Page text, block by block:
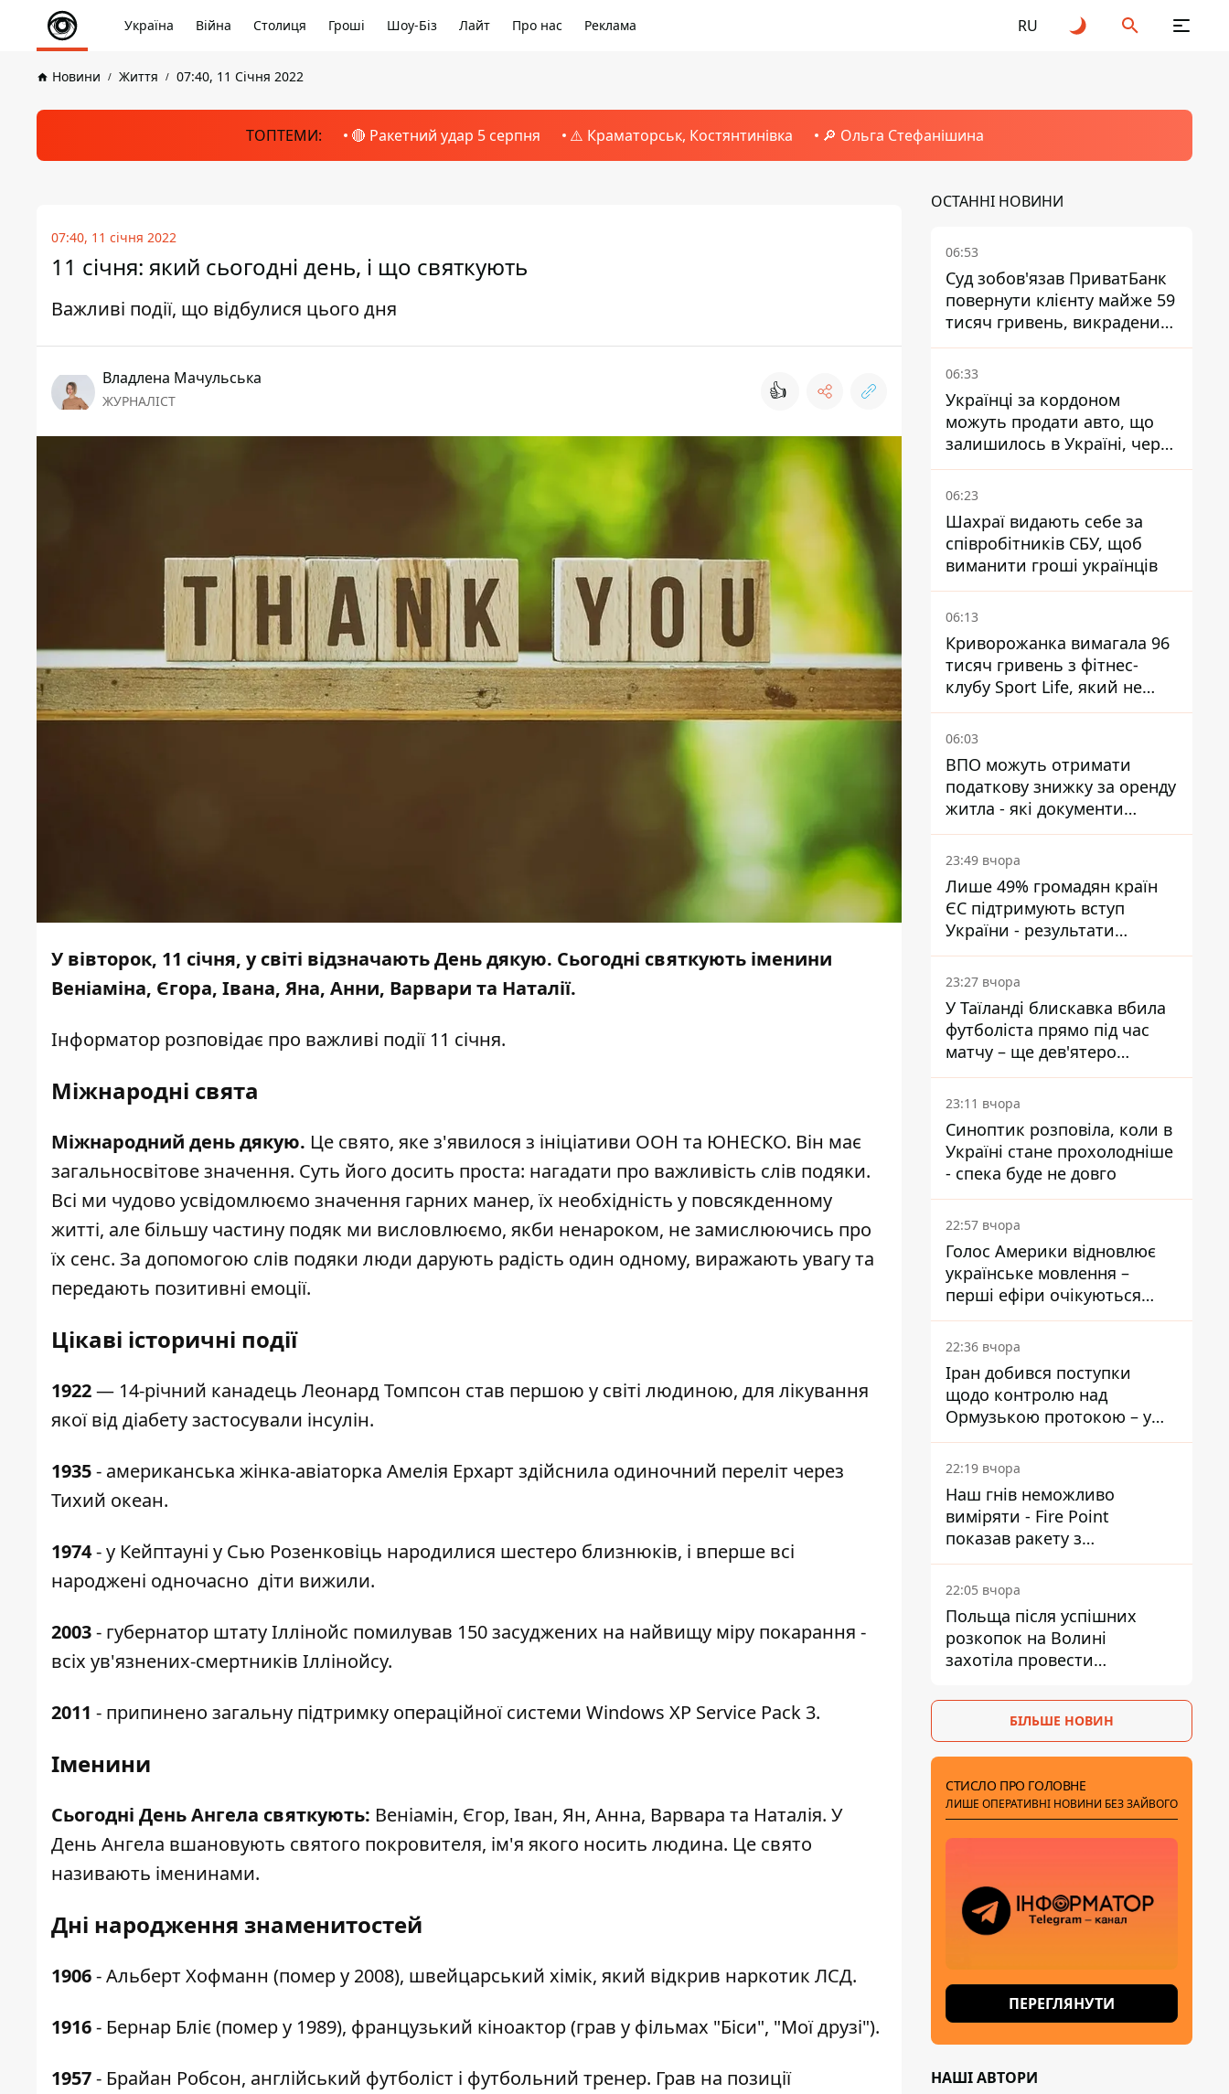
Україна Війна Столиця Гроші Шоу-Біз Лайт Про нас Реклама RU
Новини Життя 07:40, 11 Січня 2022
ТОПТЕМИ: 🔴 Ракетний удар 5 серпня ⚠️ Краматорськ, Костянтинівка 🔎 Ольга Стефанішина
07:40, 11 січня 2022
11 січня: який сьогодні день, і що святкують
Важливі події, що відбулися цього дня
Владлена Мачульська
ЖУРНАЛІСТ 👍
У вівторок, 11 січня, у світі відзначають День дякую. Сьогодні святкують іменини
Веніаміна, Єгора, Івана, Яна, Анни, Варвари та Наталії.
Інформатор розповідає про важливі події 11 січня.
Міжнародні свята
Міжнародний день дякую. Це свято, яке з'явилося з ініціативи ООН та ЮНЕСКО. Він має
загальносвітове значення. Суть його досить проста: нагадати про важливість слів подяки.
Всі ми чудово усвідомлюємо значення гарних манер, їх необхідність у повсякденному
житті, але більшу частину подяк ми висловлюємо, якби ненароком, не замислюючись про
їх сенс. За допомогою слів подяки люди дарують радість один одному, виражають увагу та
передають позитивні емоції.
Цікаві історичні події
1922— 14-річний канадець Леонард Томпсон став першою у світі людиною, для лікування
якої від діабету застосували інсулін.
1935- американська жінка-авіаторка Амелія Ерхарт здійснила одиночний переліт через
Тихий океан.
1974- у Кейптауні у Сью Розенковіць народилися шестеро близнюків, і вперше всі
народжені одночасно діти вижили.
2003- губернатор штату Іллінойс помилував 150 засуджених на найвищу міру покарання -
всіх ув'язнених-смертників Іллінойсу.
2011 - припинено загальну підтримку операційної системи Windows XP Service Pack 3.
Іменини
Сьогодні День Ангела святкують: Веніамін, Єгор, Іван, Ян, Анна, Варвара та Наталія. У
День Ангела вшановують святого покровителя, ім'я якого носить людина. Це свято
називають іменинами.
Дні народження знаменитостей
1906- Альберт Хофманн (помер у 2008), швейцарський хімік, який відкрив наркотик ЛСД.
1916- Бернар Бліє (помер у 1989), французький кіноактор (грав у фільмах "Біси", "Мої друзі").
1957- Брайан Робсон, англійський футболіст і футбольний тренер. Грав на позиції
ОСТАННІ НОВИНИ
06:53
Суд зобов'язав ПриватБанк
повернути клієнту майже 59
тисяч гривень, викрадених
шахраями
06:33
Українці за кордоном
можуть продати авто, що
залишилось в Україні, через
Дію - МВС
06:23
Шахраї видають себе за
співробітників СБУ, щоб
виманити гроші українців
06:13
Криворожанка вимагала 96
тисяч гривень з фітнес-
клубу Sport Life, який не
пускав її до басейну без
медичної довідки - рішення
06:03
ВПО можуть отримати
податкову знижку за оренду
житла - які документи
подати
23:49 вчора
Лише 49% громадян країн
ЄС підтримують вступ
України - результати
опитування
23:27 вчора
У Таїланді блискавка вбила
футболіста прямо під час
матчу – ще дев'ятеро
постраждали
23:11 вчора
Синоптик розповіла, коли в
Україні стане прохолодніше
- спека буде не довго
22:57 вчора
Голос Америки відновлює
українське мовлення –
перші ефіри очікуються
наступного тижня
22:36 вчора
Іран добився поступки
щодо контролю над
Ормузькою протокою – у
Reuters розкрили деталі
22:19 вчора
Наш гнів неможливо
виміряти - Fire Point
показав ракету з
загадковою позначкою 723
22:05 вчора
Польща після успішних
розкопок на Волині
захотіла провести
БІЛЬШЕ НОВИН
СТИСЛО ПРО ГОЛОВНЕ
ЛИШЕ ОПЕРАТИВНІ НОВИНИ БЕЗ ЗАЙВОГО
ПЕРЕГЛЯНУТИ
НАШІ АВТОРИ